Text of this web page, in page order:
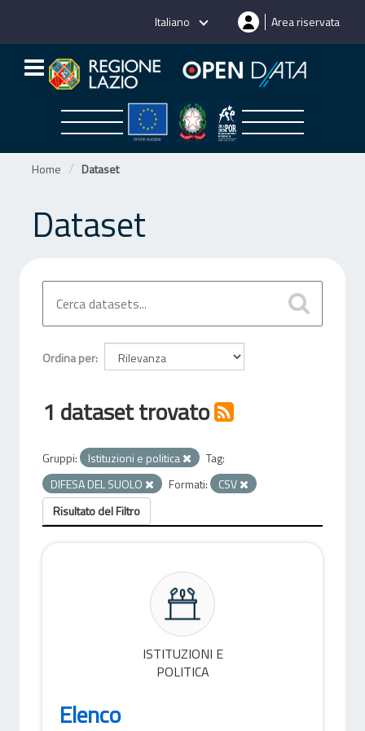
Italiano Area riservata
Home Dataset
Dataset
Ordina per
1 dataset trovato
Gruppi: Istituzioni e politica
Tag:
DIFESA DEL SUOLO
Formati:
CSV
Risultato del Filtro
ISTITUZIONI E
POLITICA
Elenco